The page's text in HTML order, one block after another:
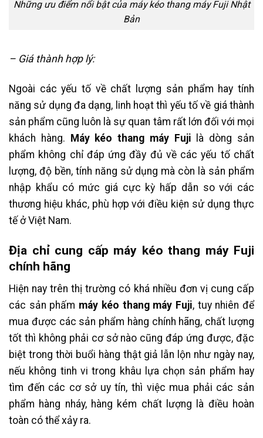
Những ưu điểm nổi bật của máy kéo thang máy Fuji Nhật
Bản
– Giá thành hợp lý:
Ngoài các yếu tố về chất lượng sản phẩm hay tính
năng sử dụng đa dạng, linh hoạt thì yếu tố về giá thành
sản phẩm cũng luôn là sự quan tâm rất lớn đối với mọi
khách hàng.
Máy kéo thang máy Fuji
là dòng sản
phẩm không chỉ đáp ứng đầy đủ về các yếu tố chất
lượng, độ bền, tính năng sử dụng mà còn là sản phẩm
nhập khẩu có mức giá cực kỳ hấp dẫn so với các
thương hiệu khác, phù hợp với điều kiện sử dụng thực
tế ở Việt Nam.
Địa chỉ cung cấp máy kéo thang máy Fuji
chính hãng
Hiện nay trên thị trường có khá nhiều đơn vị cung cấp
các sản phấm máy kéo thang máy Fuji, tuy nhiên để
mua được các sản phẩm hàng chính hãng, chất lượng
tốt thì không phải cơ sở nào cũng đáp ứng được, đặc
biệt trong thời buổi hàng thật giả lẫn lộn như ngày nay,
nếu không tinh vi trong khâu lựa chọn sản phẩm hay
tìm đến các cơ sở uy tín, thì việc mua phải các sản
phẩm hàng nháy, hàng kém chất lượng là điều hoàn
toàn có thể xảy ra.